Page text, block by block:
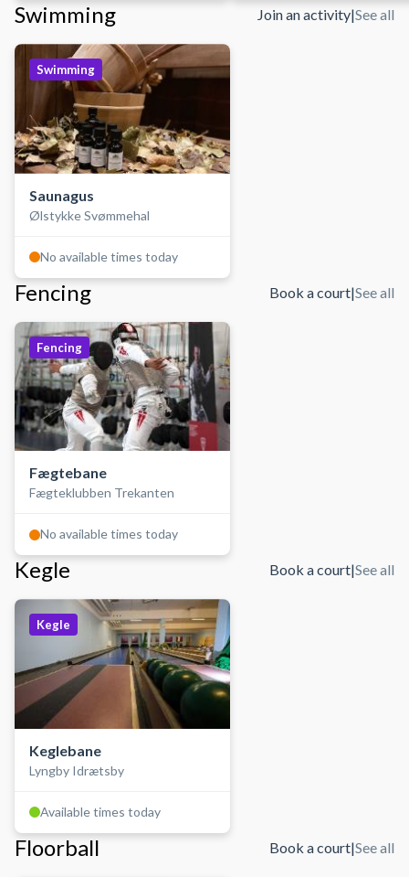
Swimming Join an activity|See all
Swimming
Saunagus
Ølstykke Svømmehal
No available times today
Fencing Book a court|See all
Fencing
Fægtebane
Fægteklubben Trekanten
No available times today
Kegle Book a court|See all
Kegle
Keglebane
Lyngby Idrætsby
Available times today
Floorball Book a court|See all